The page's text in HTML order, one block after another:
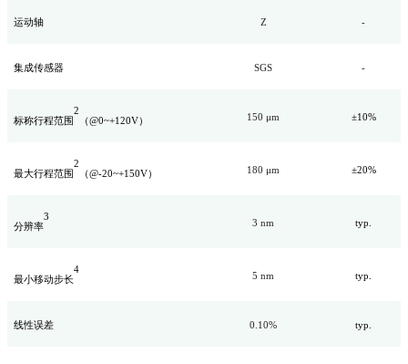
运动轴 Z -
集成传感器 SGS -
标称行程范围
2
（@0~+120V） 150 μm ±1 0%
最大行程范围
2
（@-20~+150V）
180 μm ±20%
分辨率
3
3 nm typ.
最小移动步长
4
5 nm typ.
线性误差 0.10% typ.